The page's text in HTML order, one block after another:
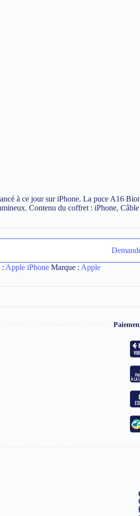
à ce jour sur iPhone. La puce A16
Contenu du coffret : iPhone,
: Apple iPhone Marque : Apple